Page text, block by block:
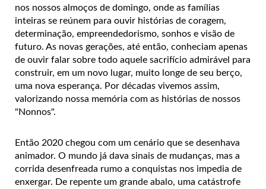
nos nossos almoços de domingo, onde as famílias
inteiras se reúnem para ouvir histórias de coragem,
determinação, empreendedorismo, sonhos e visão de
futuro. As novas gerações, até então, conheciam apenas
de ouvir falar sobre todo aquele sacrifício admirável para
construir, em um novo lugar, muito longe de seu berço,
uma nova esperança. Por décadas vivemos assim,
valorizando nossa memória com as histórias de nossos
"Nonnos".
Então 2020 chegou com um cenário que se desenhava
animador. O mundo já dava sinais de mudanças, mas a
corrida desenfreada rumo a conquistas nos impedia de
enxergar. De repente um grande abalo, uma catástrofe